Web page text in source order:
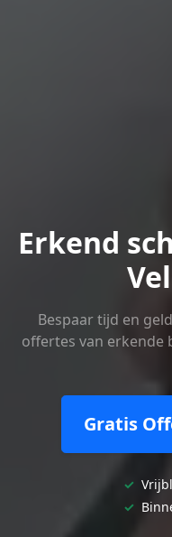
Erkend
Bespaar tijd en
offertes van erkende
Gratis
✓
✓